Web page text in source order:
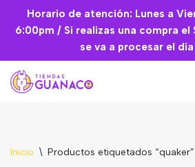
Saltar
contenido
Horario de atención: Lunes a
6:00pm / Si realizas una compra el
se va a procesar el día
Inicio \ Productos etiquetados “quaker”